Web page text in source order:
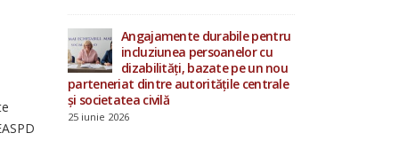
pentru
cu
15 mai 2026